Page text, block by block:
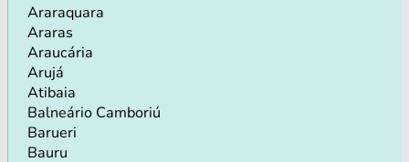
Araraquara
Araras
Araucária
Arujá
Atibaia
Balneário Camboriú
Barueri
Bauru